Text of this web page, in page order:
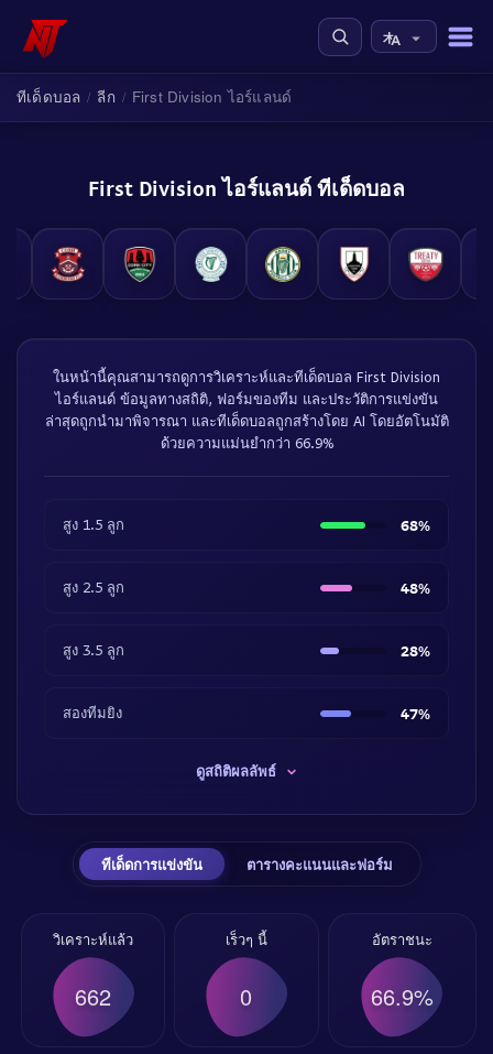
ทีเด็ดบอล / ลีก / First Division ไอร์แลนด์
First Division ไอร์แลนด์ ทีเด็ดบอล
ในหน้านี้คุณสามารถดูการวิเคราะห์และทีเด็ดบอล First Division
ไอร์แลนด์ ข้อมูลทางสถิติ, ฟอร์มของทีม และประวัติการแข่งขัน
ล่าสุดถูกนำมาพิจารณา และทีเด็ดบอลถูกสร้างโดย AI โดยอัตโนมัติ
ด้วยความแม่นยำกว่า 66.9%
สูง 1.5 ลูก 68%
สูง 2.5 ลูก 48%
สูง 3.5 ลูก 28%
สองทีมยิง 47%
ดูสถิติผลลัพธ์
ทีเด็ดการแข่งขัน ตารางคะแนนและฟอร์ม
วิเคราะห์แล้ว
662
เร็วๆ นี้
0
อัตราชนะ
66.9%